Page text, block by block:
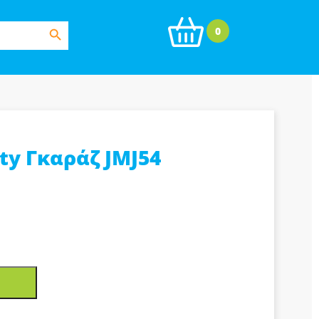
Search Button
0
Γκαράζ JMJ54